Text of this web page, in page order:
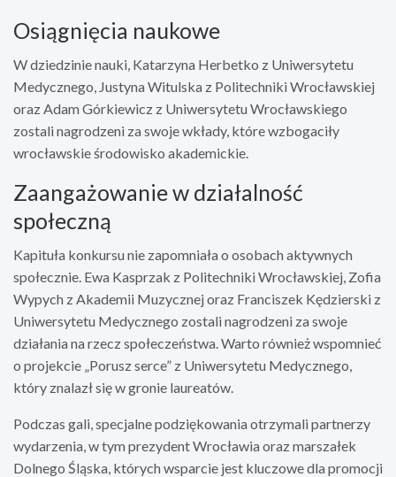
Osiągnięcia naukowe
W dziedzinie nauki, Katarzyna Herbetko z Uniwersytetu
Medycznego, Justyna Witulska z Politechniki Wrocławskiej
oraz Adam Górkiewicz z Uniwersytetu Wrocławskiego
zostali nagrodzeni za swoje wkłady, które wzbogaciły
wrocławskie środowisko akademickie.
Zaangażowanie w działalność
społeczną
Kapituła konkursu nie zapomniała o osobach aktywnych
społecznie. Ewa Kasprzak z Politechniki Wrocławskiej, Zofia
Wypych z Akademii Muzycznej oraz Franciszek Kędzierski z
Uniwersytetu Medycznego zostali nagrodzeni za swoje
działania na rzecz społeczeństwa. Warto również wspomnieć
o projekcie „Porusz serce” z Uniwersytetu Medycznego,
który znalazł się w gronie laureatów.
Podczas gali, specjalne podziękowania otrzymali partnerzy
wydarzenia, w tym prezydent Wrocławia oraz marszałek
Dolnego Śląska, których wsparcie jest kluczowe dla promocji